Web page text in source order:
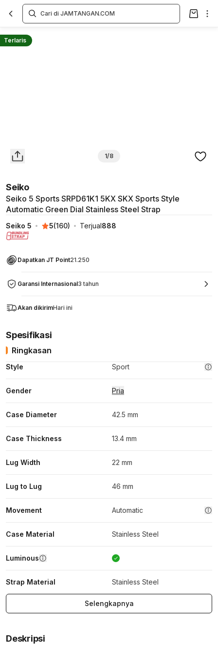
Terlaris
1/8
Seiko
Seiko 5 Sports SRPD61K1 5KX SKX Sports Style
Automatic Green Dial Stainless Steel Strap
Seiko 5 5(160) Terjual888
Dapatkan JT Point21.250
Garansi Internasional3 tahun
Akan dikirimHari ini
Overview
Spesifikasi
Ringkasan
Style Sport
Gender Pria
Case Diameter 42.5 mm
Case Thickness 13.4 mm
Lug Width 22 mm
Lug to Lug 46 mm
Movement Automatic
Case Material Stainless Steel
Luminous
Strap Material Stainless Steel
Selengkapnya
Deskripsi